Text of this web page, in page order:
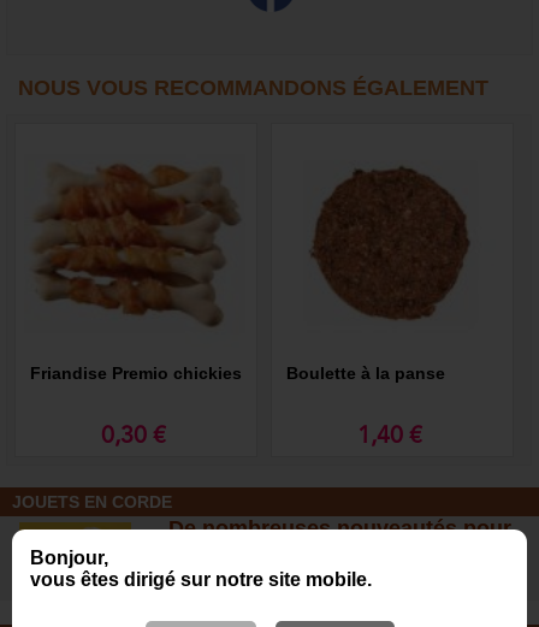
Bonjour,
vous êtes dirigé sur notre site mobile.
NOUS VOUS RECOMMANDONS ÉGALEMENT
Friandise Premio chickies
0,30 €
Boulette à la panse
1,40 €
JOUETS EN CORDE
De nombreuses nouveautés pour
!